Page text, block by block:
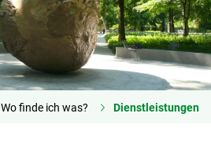
Wo finde ich was? Dienstleistungen